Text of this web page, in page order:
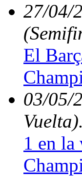
27/04/
El
03/05/
1 en la